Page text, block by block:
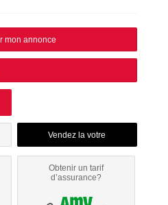
mon annonce
Obtenir un tarif
d’assurance?